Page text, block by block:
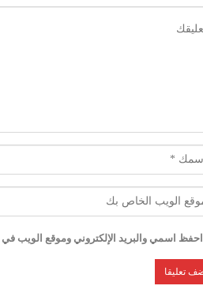
احفظ اسمي والبريد الإلكتروني وموقع الويب في